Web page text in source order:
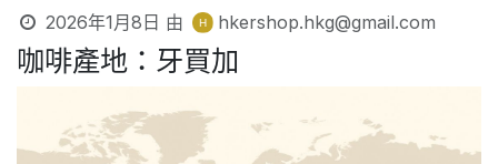
2026年1月8日 由 hkershop.hkg@gmail.com
咖啡產地：牙買加